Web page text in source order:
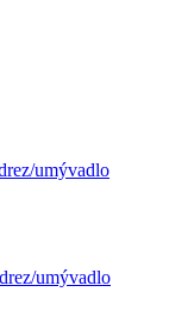
umývadlo
umývadlo